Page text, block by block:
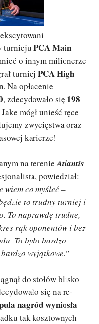
turnieju PCA Main
o innym milionerze
turniej PCA High
. Na opłacenie
, zdecydowało się 198
mógł unieść ręce
zwycięstwa oraz
karierze!
na terenieAtlantis
powiedział:
wiem co myśleć –
będzie to trudny turniej i
To naprawdę trudne,
rąk oponentów i bez
To było bardzo
wyjątkowe.”
do stołów blisko
się na re-
pula nagród wyniosła
tak kosztownych